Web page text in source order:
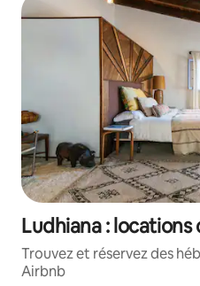
Ludhiana : locations
Trouvez et réservez des
Airbnb